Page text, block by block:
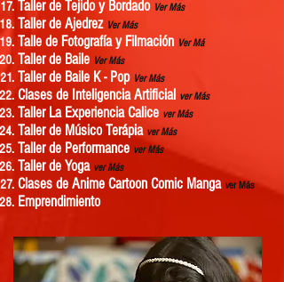
Taller de Tejido y Bordado Ver Más
Taller de Ajedrez Ver Más
Talle de Fotografía y Filmación Ver Má
Taller de Baile Ver Más
Taller de Baile K - Pop Ver Más
Clases de Inteligencia Artificial ver Más
Taller La Experiencia Calice ver Más
Taller de Músico Terápia ver Más
Taller de Performance ver Más
Taller de Yoga ver Más
Clases de Anime Cartoon Comic Manga ver Más
Emprendimiento